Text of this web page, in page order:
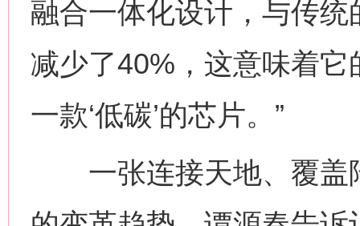
融合一体化设计，与传
减少了40%，这意味着
一款‘低碳’的芯片。”
一张连接天地、覆盖